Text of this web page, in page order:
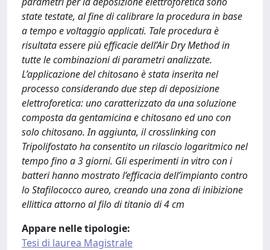
state testate, al fine di calibrare la procedura in base
a tempo e voltaggio applicati. Tale procedura è
risultata essere più efficacie dell’Air Dry Method in
tutte le combinazioni di parametri analizzate.
L’applicazione del chitosano è stata inserita nel
processo considerando due step di deposizione
elettroforetica: uno caratterizzato da una soluzione
composta da gentamicina e chitosano ed uno con
solo chitosano. In aggiunta, il crosslinking con
Tripolifostato ha consentito un rilascio logaritmico nel
tempo fino a 3 giorni. Gli esperimenti in vitro con i
batteri hanno mostrato l’efficacia dell’impianto contro
lo Stafilococco aureo, creando una zona di inibizione
ellittica attorno al filo di titanio di 4 cm
Appare nelle tipologie:
Tesi di laurea Magistrale